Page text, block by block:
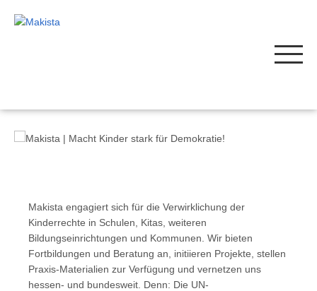
Makista engagiert sich für die Verwirklichung der
Kinderrechte in Schulen, Kitas, weiteren
Bildungseinrichtungen und Kommunen. Wir bieten
Fortbildungen und Beratung an, initiieren Projekte, stellen
Praxis-Materialien zur Verfügung und vernetzen uns
hessen- und bundesweit. Denn: Die UN-